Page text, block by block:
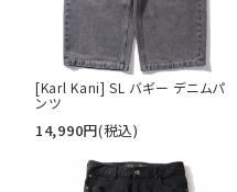
[Karl Kani] SL バギー デニムパ
ンツ
14,990円(税込)